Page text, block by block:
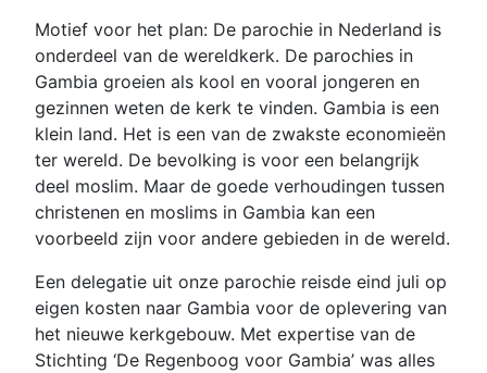
Motief voor het plan: De parochie in Nederland is
onderdeel van de wereldkerk. De parochies in
Gambia groeien als kool en vooral jongeren en
gezinnen weten de kerk te vinden. Gambia is een
klein land. Het is een van de zwakste economieën
ter wereld. De bevolking is voor een belangrijk
deel moslim. Maar de goede verhoudingen tussen
christenen en moslims in Gambia kan een
voorbeeld zijn voor andere gebieden in de wereld.
Een delegatie uit onze parochie reisde eind juli op
eigen kosten naar Gambia voor de oplevering van
het nieuwe kerkgebouw. Met expertise van de
Stichting ‘De Regenboog voor Gambia’ was alles